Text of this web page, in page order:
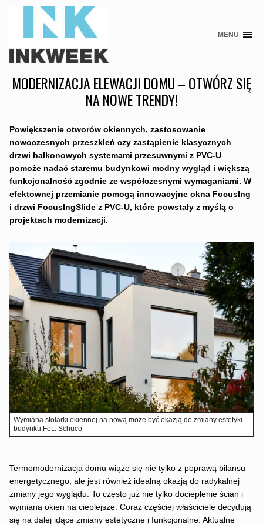
Skip
content
MENU
MODERNIZACJA ELEWACJI DOMU – OTWÓRZ SIĘ
NA NOWE TRENDY!
Powiększenie otworów okiennych, zastosowanie
nowoczesnych przeszkleń czy zastąpienie klasycznych
drzwi balkonowych systemami przesuwnymi z PVC-U
pomoże nadać staremu budynkowi modny wygląd i większą
funkcjonalność zgodnie ze współczesnymi wymaganiami. W
efektownej przemianie pomogą innowacyjne okna FocusIng
i drzwi FocusIngSlide z PVC-U, które powstały z myślą o
projektach modernizacji.
Wymiana stolarki okiennej na nową może być okazją do zmiany estetyki
budynku.Fot.: Schüco
Termomodernizacja domu wiąże się nie tylko z poprawą bilansu
energetycznego, ale jest również idealną okazją do radykalnej
zmiany jego wyglądu. To często już nie tylko docieplenie ścian i
wymiana okien na cieplejsze. Coraz częściej właściciele decydują
się na dalej idące zmiany estetyczne i funkcjonalne. Aktualne